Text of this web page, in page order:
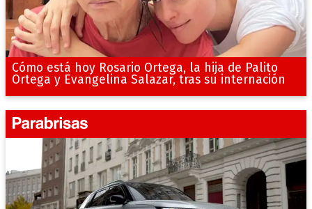
Cómo está hoy Rosario Ortega, la hija de Palito
Ortega y Evangelina Salazar, tras su internación